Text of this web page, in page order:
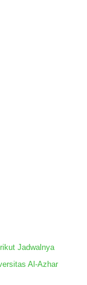
Jadwalnya
Al-Azhar